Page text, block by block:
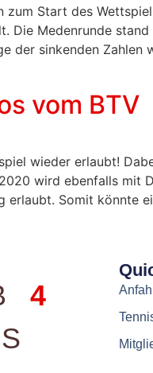
Start des
Die Medenrunde
der sinkenden
vom BTV
wieder erlaubt!
wird ebenfalls
erlaubt. Somit könnte
4